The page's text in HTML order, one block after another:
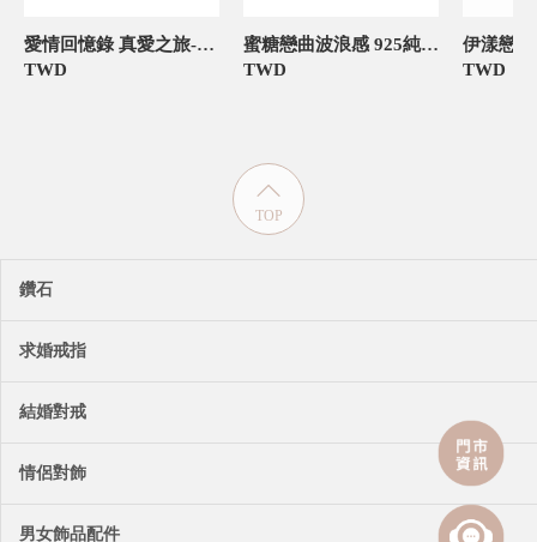
愛情回憶錄 真愛之旅-真鑽寶石 925純銀 女款定情紀念對戒
TWD
蜜糖戀曲波浪感 925純銀 定情對戒
TWD
TWD
TOP
鑽石
求婚戒指
結婚對戒
情侶對飾
男女飾品配件